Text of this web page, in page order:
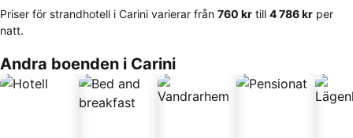
Priser för strandhotell i Carini varierar från ‎760 kr till ‎4 786 kr per
natt.
Andra boenden i Carini